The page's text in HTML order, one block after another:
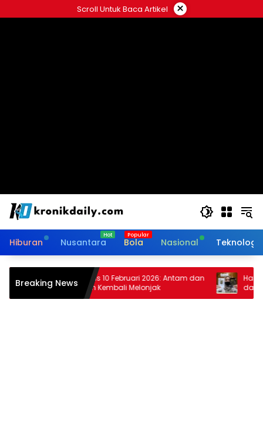
ke
Scroll Untuk Baca Artikel ×
Hiburan Nusantara Bola Nasional Teknologi
Breaking News
Harga Emas 10 Februari 2026: Antam dan
Pegadaian Kembali Melonjak
Harga
dan